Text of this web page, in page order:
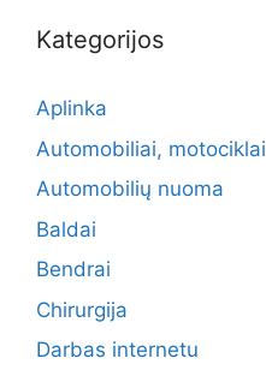
Kategorijos
Aplinka
Automobiliai, motociklai
Automobilių nuoma
Baldai
Bendrai
Chirurgija
Darbas internetu